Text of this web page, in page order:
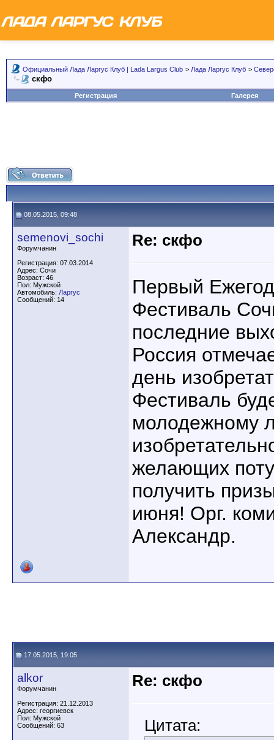
Официальный Лада Ларгус Клуб | Lada Largus Club > Лада Ларгус Клуб >
скфо
Регистрация Галерея
08.05.2015, 09:48
semenovi_sochi
Форумчанин
Регистрация: 07.03.2014
Адрес: Сочи
Возраст: 46
Пол: Мужской
Автомобиль: Ларгус
Сообщений: 14
Re: скфо
Первый
Фестиваль
последние
Россия
день
Фестиваль
молодежному
желающих
получить
июня! Орг.
Александр.
17.05.2015, 19:05
alkor
Форумчанин
Регистрация: 21.12.2013
Адрес: георгиевск
Пол: Мужской
Сообщений: 63
Re: скфо
Цитата: